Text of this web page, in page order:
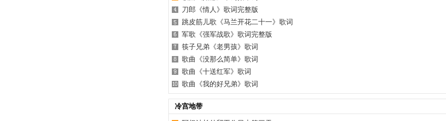
刀郎《情人》歌词完整版
跳皮筋儿歌《马兰开花二十一》歌词
军歌《强军战歌》歌词完整版
筷子兄弟《老男孩》歌词
歌曲《没那么简单》歌词
歌曲《十送红军》歌词
歌曲《我的好兄弟》歌词
冷宫地带